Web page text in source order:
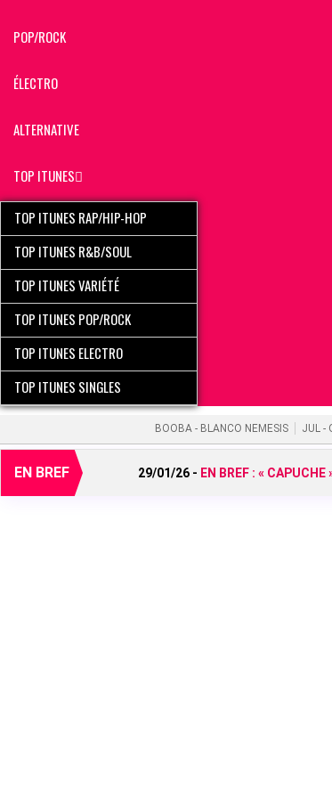
POP/ROCK
ÉLECTRO
ALTERNATIVE
TOP ITUNES
TOP ITUNES RAP/HIP-HOP
TOP ITUNES R&B/SOUL
TOP ITUNES VARIÉTÉ
TOP ITUNES POP/ROCK
TOP ITUNES ELECTRO
TOP ITUNES SINGLES
BOOBA - BLANCO NEMESIS JUL -
EN BREF 29/01/26 - EN BREF : « CAPUCHE